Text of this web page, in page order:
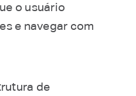
o usuário
e navegar com
de